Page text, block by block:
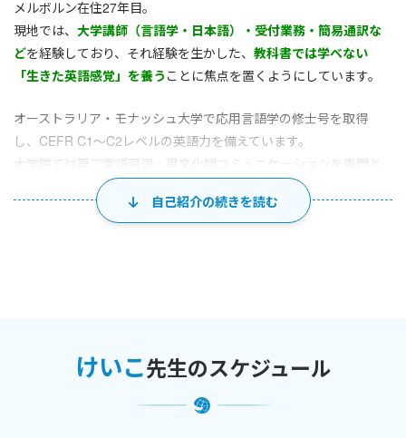
メルボルン在住27年目。
現地では、 大学講師（言語学・日本語）・受付業務・簡易通訳な
どを経験しており、それ経験を生かした、 教科書では学べない
「生きた英語感覚」を養う ことに焦点を置くようにしています。
オーストラリア・モナッシュ大学で応用言語学の修士号を取得
し、CEFR C1〜C2レベルの英語力を備えています。
大学院では第二言語習得・異文化間コミュニケーションを専門と
理論に基づいた指導と、実社会で使える表現の両方
英語ニュースやSNS英語を題材にした「意見を述べるト
レーニング」レッスンが好評
自己紹介の続きを読む
けいこ先生のスケジュール